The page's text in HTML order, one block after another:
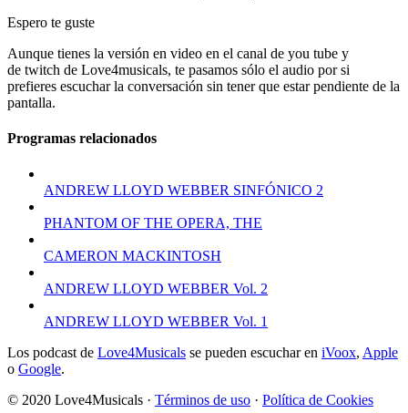
Espero te guste
Aunque tienes la versión en video en el canal de you tube y
de twitch de Love4musicals, te pasamos sólo el audio por si
prefieres escuchar la conversación sin tener que estar pendiente de la
pantalla.
Programas relacionados
ANDREW LLOYD WEBBER SINFÓNICO 2
PHANTOM OF THE OPERA, THE
CAMERON MACKINTOSH
ANDREW LLOYD WEBBER Vol. 2
ANDREW LLOYD WEBBER Vol. 1
Los podcast de Love4Musicals se pueden escuchar en iVoox, Apple
o Google.
© 2020 Love4Musicals · Términos de uso · Política de Cookies